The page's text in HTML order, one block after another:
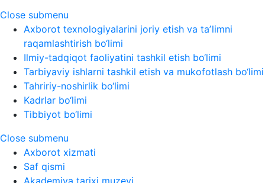
Close submenu
Axborot texnologiyalarini joriy etish va taʼlimni
raqamlashtirish bo‘limi
Ilmiy-tadqiqot faoliyatini tashkil etish bo‘limi
Tarbiyaviy ishlarni tashkil etish va mukofotlash bo‘limi
Tahririy-noshirlik bo‘limi
Kadrlar bo‘limi
Tibbiyot bo‘limi
Close submenu
Axborot xizmati
Saf qismi
Akademiya tarixi muzeyi